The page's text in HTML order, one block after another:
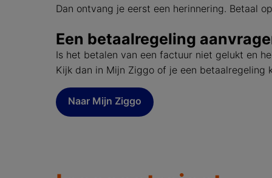
Dan ontvang je eerst een herinnering. Betaal
Een betaalregeling
Is het betalen van een factuur niet gelukt en
Kijk dan in Mijn Ziggo of je een betaalregeling
Naar Mijn Ziggo